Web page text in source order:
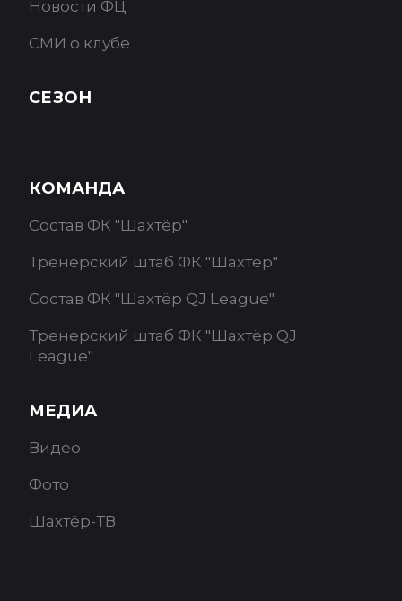
Новости ФЦ
СМИ о клубе
СЕЗОН
КОМАНДА
Состав ФК "Шахтёр"
Тренерский штаб ФК "Шахтёр"
Состав ФК "Шахтёр QJ League"
Тренерский штаб ФК "Шахтёр QJ
League"
МЕДИА
Видео
Фото
Шахтёр-ТВ